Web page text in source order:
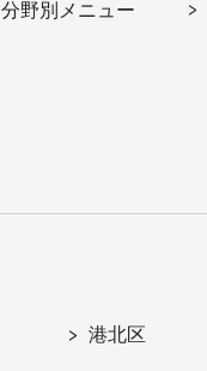
分野別メニュー
港北区